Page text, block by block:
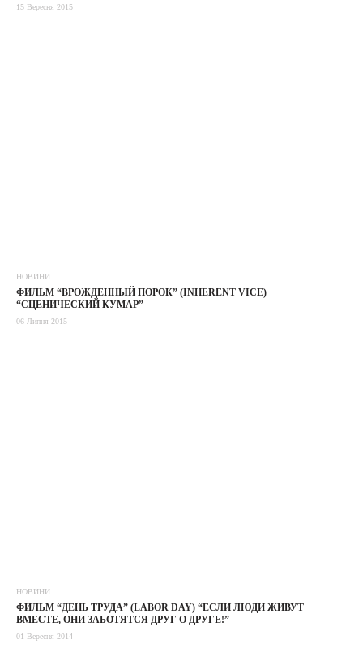
15 Вересня 2015
НОВИНИ
ФИЛЬМ “ВРОЖДЕННЫЙ ПОРОК” (INHERENT VICE)
“СЦЕНИЧЕСКИЙ КУМАР”
06 Липня 2015
НОВИНИ
ФИЛЬМ “ДЕНЬ ТРУДА” (LABOR DAY) “ЕСЛИ ЛЮДИ ЖИВУТ
ВМЕСТЕ, ОНИ ЗАБОТЯТСЯ ДРУГ О ДРУГЕ!”
01 Вересня 2014